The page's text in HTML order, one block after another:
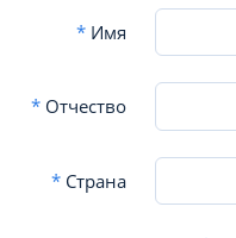
*Имя
*Отчество
*Страна